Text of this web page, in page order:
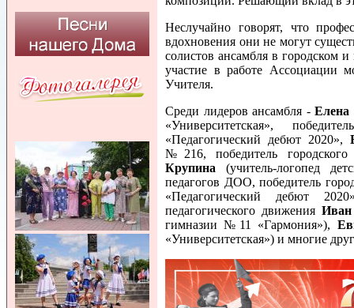
Неслучайно говорят, что
вдохновения они не могут
солистов ансамбля в городском
участие в работе Ассоциации
Учителя.
Среди лидеров ансамбля -
«Университетская»,
«Педагогический дебют 2020»,
№216, победитель
Крупина (учитель-логопед
педагогов ДОО, победитель
«Педагогический дебют
педагогического движения
гимназии №11 «Гармония»),
«Университетская») и многие